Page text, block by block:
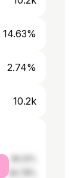
14.63%
2.74%
10.2k